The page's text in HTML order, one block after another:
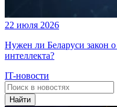
22 июля 2026
Нужен ли Беларуси закон
интеллекта?
IT-новости
Найти